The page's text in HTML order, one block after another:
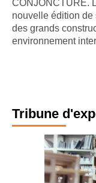
CONJONCTURE.
nouvelle édition de
des grands
Tribune